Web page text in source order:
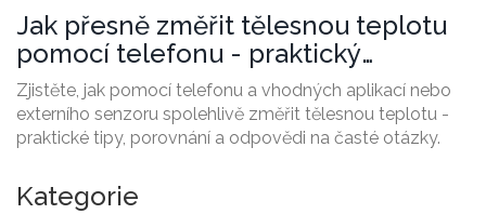
Jak přesně změřit tělesnou teplotu
pomocí telefonu - praktický
průvodce
Zjistěte, jak pomocí telefonu a vhodných aplikací nebo
externího senzoru spolehlivě změřit tělesnou teplotu -
praktické tipy, porovnání a odpovědi na časté otázky.
Kategorie